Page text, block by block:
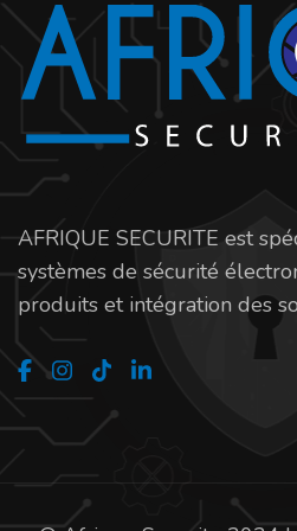
AFRIQUE SECURITE est
systèmes de sécurité
produits et intégration des